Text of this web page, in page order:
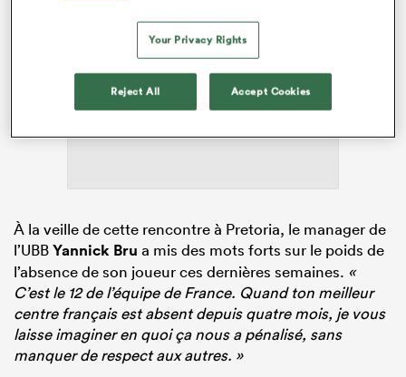
ADVERTISEMENT
À la veille de cette rencontre à Pretoria, le manager de
l’UBBYannick Bru a mis des mots forts sur le poids de
l’absence de son joueur ces dernières semaines. «
C’est le 12 de l’équipe de France. Quand ton meilleur
centre français est absent depuis quatre mois, je vous
laisse imaginer en quoi ça nous a pénalisé, sans
manquer de respect aux autres. »
Your Privacy Rights
Reject All Accept Cookies